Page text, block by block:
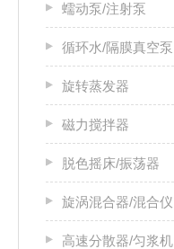
蠕动泵/注射泵
循环水/隔膜真空泵
旋转蒸发器
磁力搅拌器
脱色摇床/振荡器
旋涡混合器/混合仪
高速分散器/匀浆机